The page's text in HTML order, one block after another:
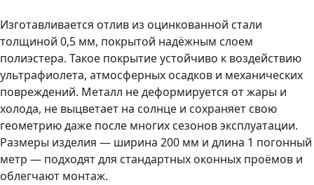
Изготавливается отлив из оцинкованной стали
толщиной 0,5 мм, покрытой надёжным слоем
полиэстера. Такое покрытие устойчиво к воздействию
ультрафиолета, атмосферных осадков и механических
повреждений. Металл не деформируется от жары и
холода, не выцветает на солнце и сохраняет свою
геометрию даже после многих сезонов эксплуатации.
Размеры изделия — ширина 200 мм и длина 1 погонный
метр — подходят для стандартных оконных проёмов и
облегчают монтаж.